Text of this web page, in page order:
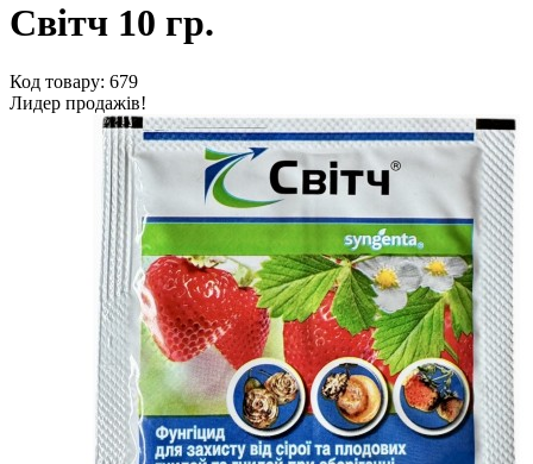
Світч 10 гр.
Код товару: 679
Лидер продажів!